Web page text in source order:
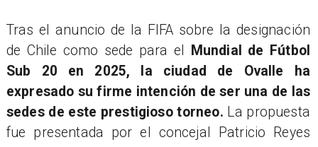
​Tras el anuncio de la FIFA sobre la designación
de Chile como sede para el
Mundial de Fútbol
Sub 20 en 2025, la ciudad de Ovalle ha
expresado su firme intención de ser una de las
sedes de este prestigioso torneo. La propuesta
fue presentada por el concejal Patricio Reyes